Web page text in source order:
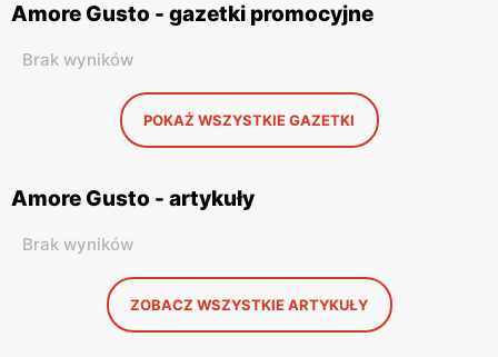
Amore Gusto - gazetki promocyjne
Brak wyników
POKAŻ WSZYSTKIE GAZETKI
Amore Gusto - artykuły
Brak wyników
ZOBACZ WSZYSTKIE ARTYKUŁY